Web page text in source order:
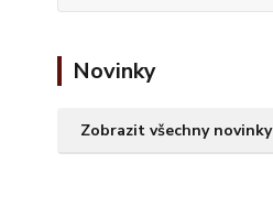
Novinky
Zobrazit všechny novinky